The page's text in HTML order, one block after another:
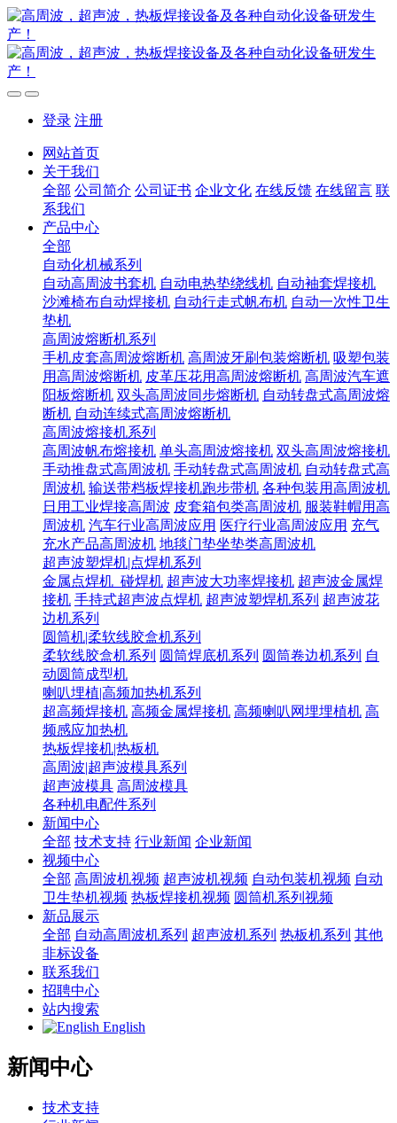
登录 注册
网站首页
关于我们
全部 公司简介 公司证书 企业文化 在线反馈 在线留言 联
系我们
产品中心
全部
自动化机械系列
自动高周波书套机 自动电热垫绕线机 自动袖套焊接机
沙滩椅布自动焊接机 自动行走式帆布机 自动一次性卫生
垫机
高周波熔断机系列
手机皮套高周波熔断机 高周波牙刷包装熔断机 吸塑包装
用高周波熔断机 皮革压花用高周波熔断机 高周波汽车遮
阳板熔断机 双头高周波同步熔断机 自动转盘式高周波熔
断机 自动连续式高周波熔断机
高周波熔接机系列
高周波帆布熔接机 单头高周波熔接机 双头高周波熔接机
手动推盘式高周波机 手动转盘式高周波机 自动转盘式高
周波机 输送带档板焊接机跑步带机 各种包装用高周波机
日用工业焊接高周波 皮套箱包类高周波机 服装鞋帽用高
周波机 汽车行业高周波应用 医疗行业高周波应用 充气
充水产品高周波机 地毯门垫坐垫类高周波机
超声波塑焊机|点焊机系列
金属点焊机_碰焊机 超声波大功率焊接机 超声波金属焊
接机 手持式超声波点焊机 超声波塑焊机系列 超声波花
边机系列
圆筒机|柔软线胶盒机系列
柔软线胶盒机系列 圆筒焊底机系列 圆筒卷边机系列 自
动圆筒成型机
喇叭埋植|高频加热机系列
超高频焊接机 高频金属焊接机 高频喇叭网埋埋植机 高
频感应加热机
热板焊接机|热板机
高周波|超声波模具系列
超声波模具 高周波模具
各种机电配件系列
新闻中心
全部 技术支持 行业新闻 企业新闻
视频中心
全部 高周波机视频 超声波机视频 自动包装机视频 自动
卫生垫机视频 热板焊接机视频 圆筒机系列视频
新品展示
全部 自动高周波机系列 超声波机系列 热板机系列 其他
非标设备
联系我们
招聘中心
站内搜索
English
新闻中心
技术支持